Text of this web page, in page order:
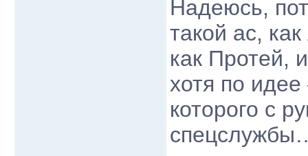
Надеюсь,
такой ас,
как Протей,
хотя по
которого с